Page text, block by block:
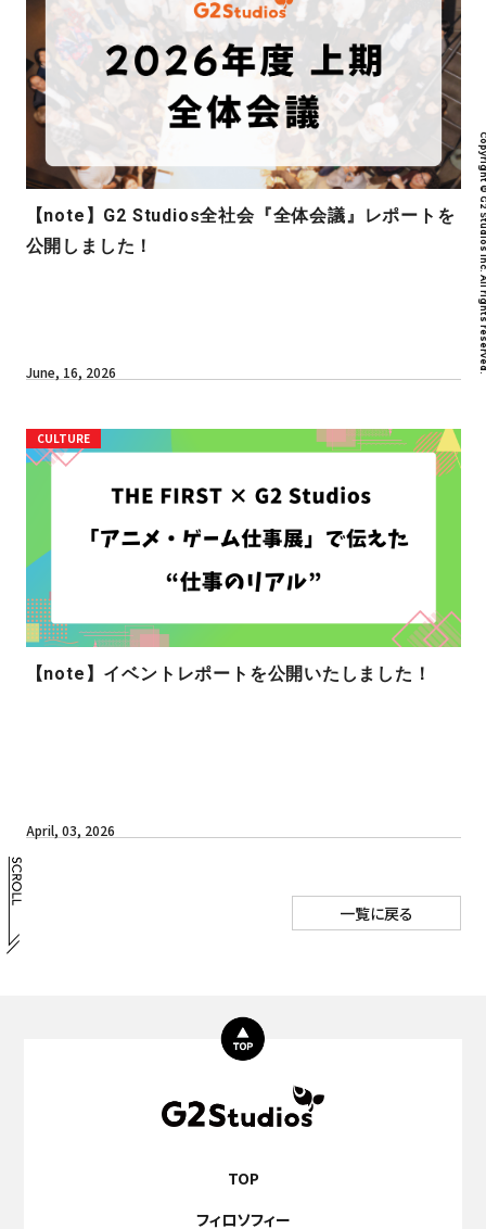
Copyright © G2
【note】G2 Studios全社会『全体会議』レポートを
公開しました！
June, 16, 2026
CULTURE
【note】イベントレポートを公開いたしました！
April, 03, 2026
一覧に戻る
TOP
フィロソフィー